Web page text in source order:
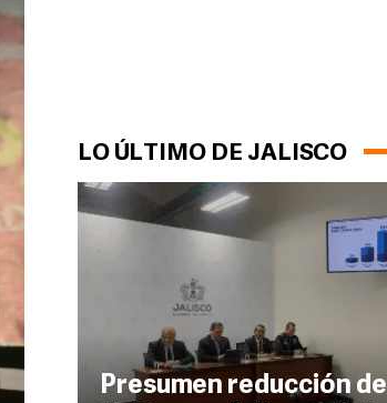
LO ÚLTIMO DE JALISCO
Presumen reducción de